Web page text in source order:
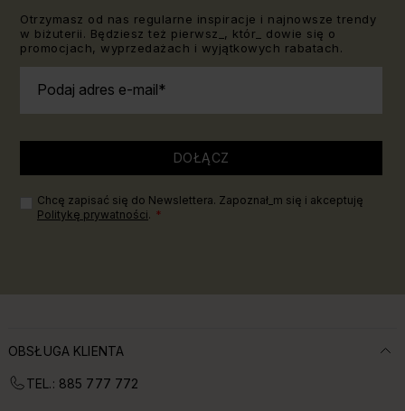
Otrzymasz od nas regularne inspiracje i najnowsze trendy
w biżuterii. Będziesz też pierwsz_, któr_ dowie się o
promocjach, wyprzedażach i wyjątkowych rabatach.
Podaj adres e-mail
DOŁĄCZ
Chcę zapisać się do Newslettera. Zapoznał_m się i akceptuję
Politykę prywatności.
OBSŁUGA KLIENTA
TEL.: 885 777 772